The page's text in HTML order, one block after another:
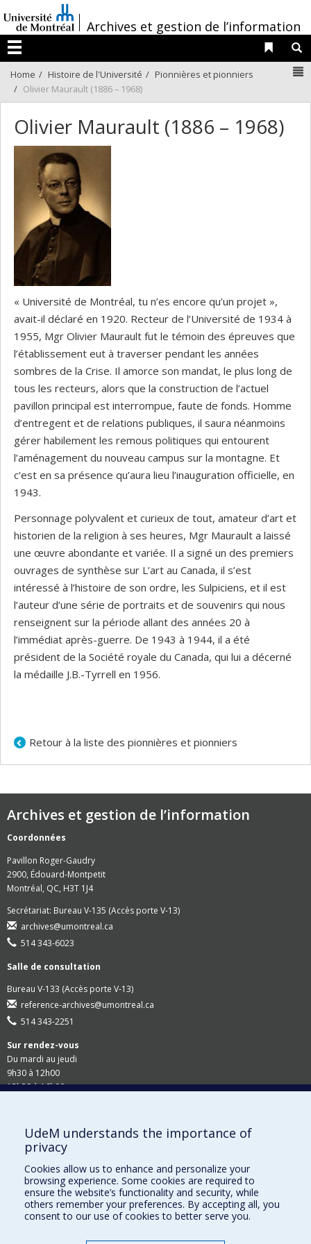
au
contenu
/
Archives et gestion de l’information
Menu
Liens
Home Histoire de l'Université
Pionnières et pionniers
Olivier Maurault (1886 – 1968)
Olivier Maurault (1886 – 1968)
« Université de Montréal, tu n’es encore qu’un projet »,
avait-il déclaré en 1920. Recteur de l’Université de 1934 à
1955, Mgr Olivier Maurault fut le témoin des épreuves que
l’établissement eut à traverser pendant les années
sombres de la Crise. Il amorce son mandat, le plus long de
tous les recteurs, alors que la construction de l’actuel
pavillon principal est interrompue, faute de fonds. Homme
d’entregent et de relations publiques, il saura néanmoins
gérer habilement les remous politiques qui entourent
l’aménagement du nouveau campus sur la montagne. Et
c’est en sa présence qu’aura lieu l’inauguration officielle, en
1943.
Personnage polyvalent et curieux de tout, amateur d’art et
historien de la religion à ses heures, Mgr Maurault a laissé
une œuvre abondante et variée. Il a signé un des premiers
ouvrages de synthèse sur L’art au Canada, il s’est
intéressé à l’histoire de son ordre, les Sulpiciens, et il est
l’auteur d’une série de portraits et de souvenirs qui nous
renseignent sur la période allant des années 20 à
l’immédiat après-guerre. De 1943 à 1944, il a été
président de la Société royale du Canada, qui lui a décerné
la médaille J.B.-Tyrrell en 1956.
Retour à la liste des pionnières et pionniers
Archives et gestion de l’information
Coordonnées
Pavillon Roger-Gaudry
2900, Édouard-Montpetit
Montréal, QC, H3T 1J4
Secrétariat: Bureau V-135 (Accès porte V-13)
archives@umontreal.ca
514 343-6023
Salle de consultation
Bureau V-133 (Accès porte V-13)
reference-archives@umontreal.ca
514 343-2251
Sur rendez-vous
Du mardi au jeudi
9h30 à 12h00
13h30 à 16h00
Site Web du Secrétariat général
Accessibilité
Demandes en ligne
UdeM understands the importance of
privacy
Cookies allow us to enhance and personalize your
browsing experience. Some cookies are required to
ensure the website’s functionality and security, while
others remember your preferences. By accepting all, you
consent to our use of cookies to better serve you.